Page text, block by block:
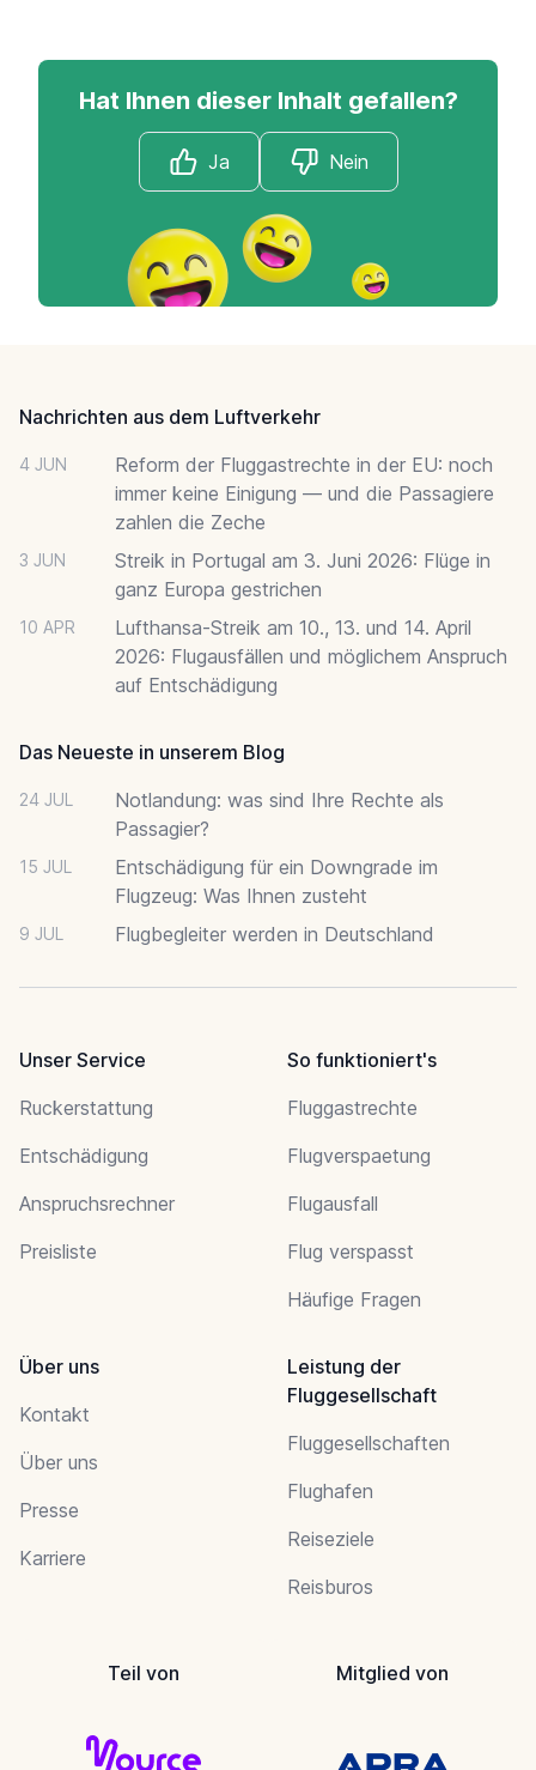
Hat Ihnen dieser Inhalt gefallen?
Ja Nein
Nachrichten aus dem Luftverkehr
4 JUN
Reform der Fluggastrechte in der EU: noch
immer keine Einigung — und die Passagiere
zahlen die Zeche
3 JUN
Streik in Portugal am 3. Juni 2026: Flüge in
ganz Europa gestrichen
10 APR
Lufthansa-Streik am 10., 13. und 14. April
2026: Flugausfällen und möglichem Anspruch
auf Entschädigung
Das Neueste in unserem Blog
24 JUL
Notlandung: was sind Ihre Rechte als
Passagier?
15 JUL
Entschädigung für ein Downgrade im
Flugzeug: Was Ihnen zusteht
9 JUL Flugbegleiter werden in Deutschland
Unser Service
Ruckerstattung
Entschädigung
Anspruchsrechner
Preisliste
So funktioniert's
Fluggastrechte
Flugverspaetung
Flugausfall
Flug verspasst
Häufige Fragen
Über uns
Kontakt
Über uns
Presse
Karriere
Leistung der
Fluggesellschaft
Fluggesellschaften
Flughafen
Reiseziele
Reisburos
Teil von Mitglied von